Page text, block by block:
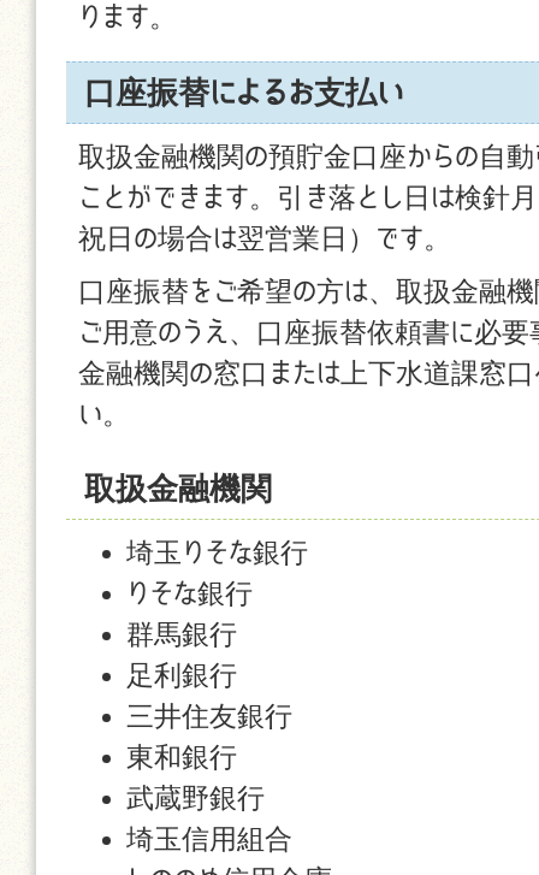
ります。
口座振替によるお支払い
取扱金融機関の預貯金口座からの自動
ことができます。引き落とし日は検針
祝日の場合は翌営業日）です。
口座振替をご希望の方は、取扱金融
ご用意のうえ、口座振替依頼書に必
金融機関の窓口または上下水道課窓口
い。
取扱金融機関
埼玉りそな銀行
りそな銀行
群馬銀行
足利銀行
三井住友銀行
東和銀行
武蔵野銀行
埼玉信用組合